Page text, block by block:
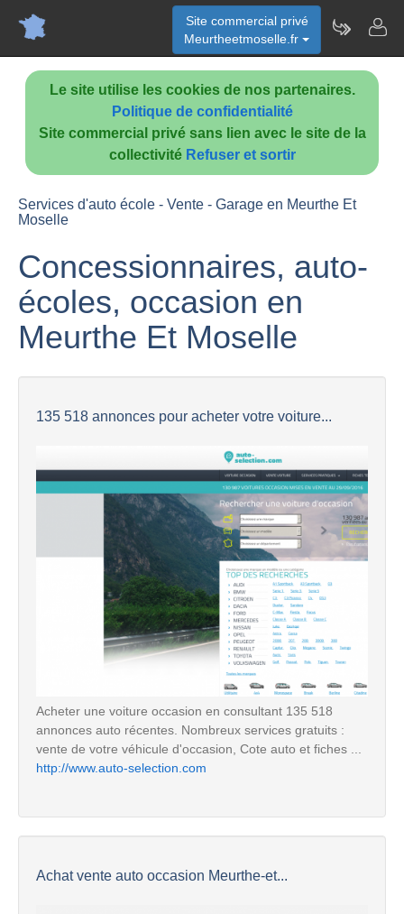
Le site utilise les cookies de nos partenaires.
Politique de confidentialité
Site commercial privé sans lien avec le site de la
collectivité Refuser et sortir
Site commercial privé
Meurtheetmoselle.fr
Services d'auto école - Vente - Garage en Meurthe Et
Moselle
Concessionnaires, auto-
écoles, occasion en
Meurthe Et Moselle
135 518 annonces pour acheter votre voiture...
Acheter une voiture occasion en consultant 135 518
annonces auto récentes. Nombreux services gratuits :
vente de votre véhicule d'occasion, Cote auto et fiches ...
http://www.auto-selection.com
Achat vente auto occasion Meurthe-et...